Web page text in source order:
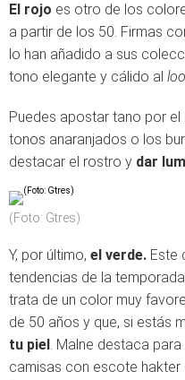
El rojo es otro de los
a partir de los 50. Firmas
lo han añadido a sus
tono elegante y cálido al
Puedes apostar tano por
tonos anaranjados o los
destacar el rostro y dar
(Foto: Gtres)
Y, por último, el verde. Este
tendencias de la
trata de un color muy
de 50 años y que, si estás
tu piel. Malne destaca
camisas con escote hakter